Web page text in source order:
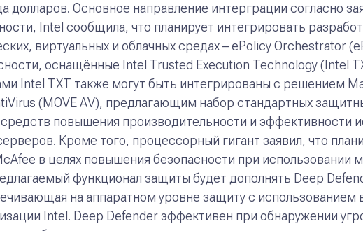
долларов. Основное направление интерграции согласно
Intel сообщила, что планирует интегрировать
виртуальных и облачных средах–ePolicy Orchestrator
оснащённые Intel Trusted Execution Technology (Intel
Intel TXT также могут быть интегрированы с решением
(MOVE AV), предлагающим набор стандартных
повышения производительности и эффективности
Кроме того, процессорный гигант заявил, что
в целях повышения безопасности при использовании
функционал защиты будет дополнять Deep
на аппаратном уровне защиту с использованием
Intel. Deep Defender эффективен при обнаружении